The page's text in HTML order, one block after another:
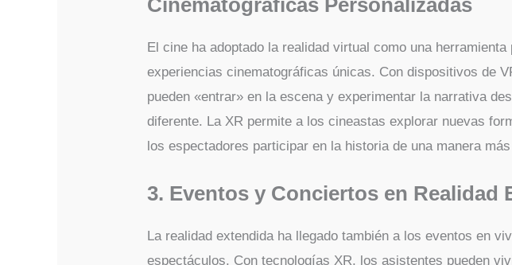
Cinematográficas Personalizadas
El cine ha adoptado la realidad virtual como una herramienta
experiencias cinematográficas únicas. Con dispositivos de
pueden «entrar» en la escena y experimentar la narrativa
diferente. La XR permite a los cineastas explorar nuevas
los espectadores participar en la historia de una manera
3. Eventos y Conciertos en Realidad
La realidad extendida ha llegado también a los eventos en
espectáculos. Con tecnologías XR, los asistentes pueden